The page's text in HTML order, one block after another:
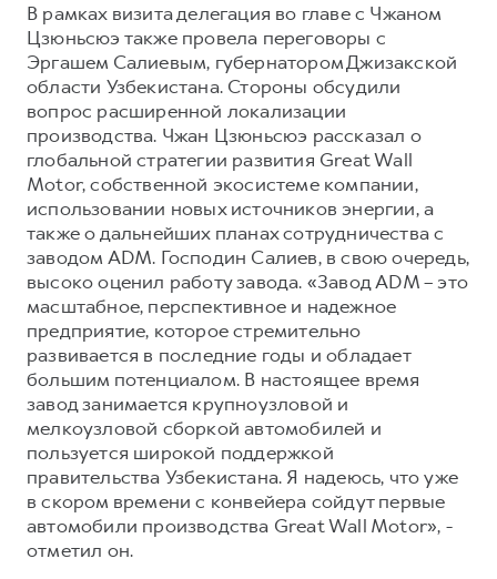
В рамках визита делегация во главе с Чжаном
Цзюньсюэ также провела переговоры с
Эргашем Салиевым, губернатором Джизакской
области Узбекистана. Стороны обсудили
вопрос расширенной локализации
производства. Чжан Цзюньсюэ рассказал о
глобальной стратегии развития Great Wall
Motor, собственной экосистеме компании,
использовании новых источников энергии, а
также о дальнейших планах сотрудничества с
заводом ADM. Господин Салиев, в свою очередь,
высоко оценил работу завода. «Завод ADM – это
масштабное, перспективное и надежное
предприятие, которое стремительно
развивается в последние годы и обладает
большим потенциалом. В настоящее время
завод занимается крупноузловой и
мелкоузловой сборкой автомобилей и
пользуется широкой поддержкой
правительства Узбекистана. Я надеюсь, что уже
в скором времени с конвейера сойдут первые
автомобили производства Great Wall Motor», -
отметил он.